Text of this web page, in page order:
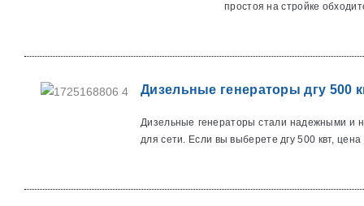
простоя на стройке
Дизельные генераторы дгу 500
Дизельные генераторы стали надежными и
для сети. Если вы выберете дгу 500 квт, цена